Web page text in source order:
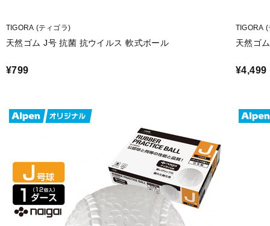
TIGORA (ティゴラ)
天然ゴム J号 抗菌 抗ウイルス 軟式ボール
¥799
TIGORA
天然ゴ
¥4,499